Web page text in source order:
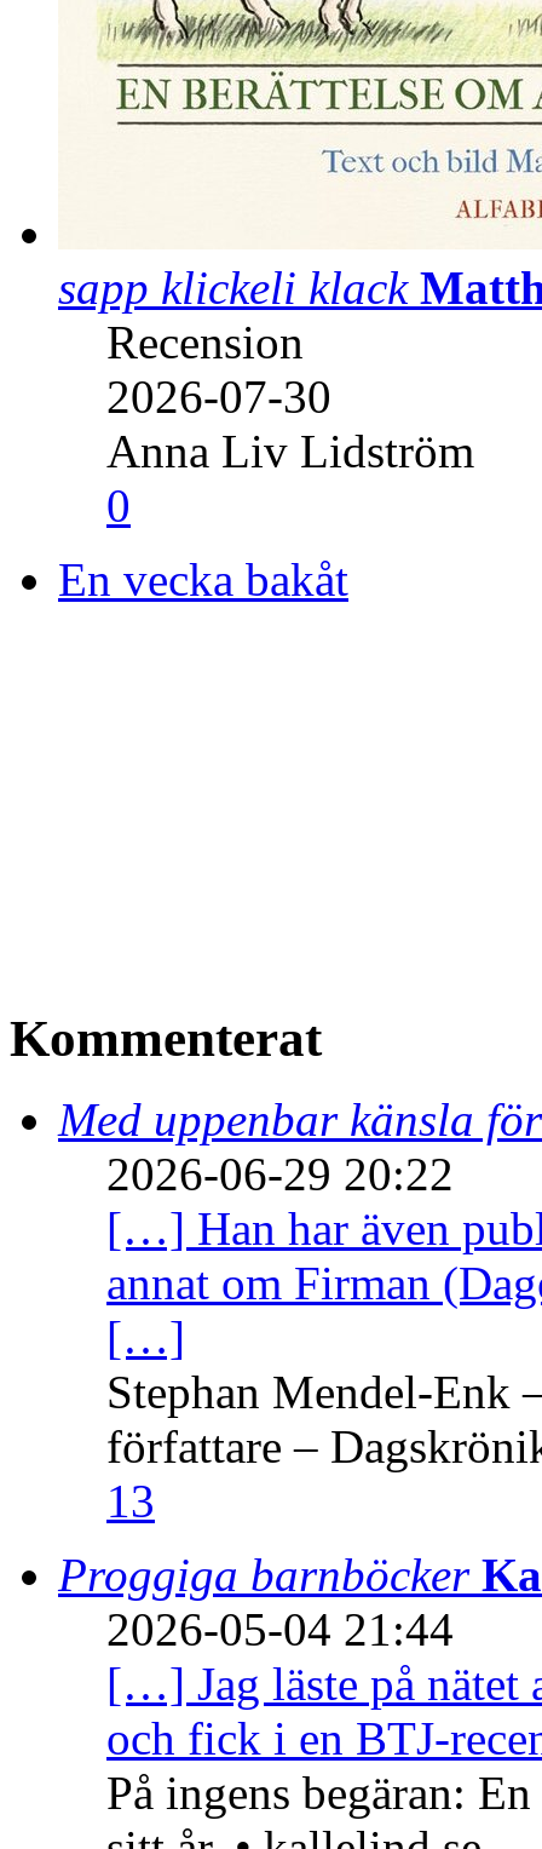
sapp klickeli klack
Recension
2026-07-30
Anna Liv Lidström
0
En vecka bakåt
Kommenterat
Med uppenbar känsla
2026-06-29 20:22
[…] Han har även
annat om Firman
[…]
Stephan Mendel-Enk
författare –
13
Proggiga barnböcker
2026-05-04 21:44
[…] Jag läste på nätet
och fick i en BTJ-
På ingens begäran: